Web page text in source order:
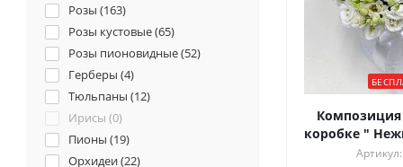
Композиция из эустом в
коробке "
Розы (163)
Розы кустовые (65)
Розы пионовидные (52)
Герберы (4)
Тюльпаны (12)
Ирисы (0)
Пионы (19)
Орхидеи (22)